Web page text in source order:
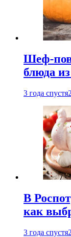
Шеф-
блюда
3 года спустя
В
как
3 года спустя